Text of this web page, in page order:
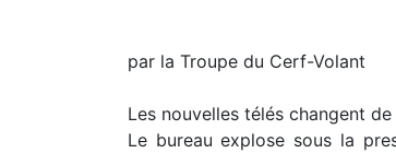
par la Troupe du Cerf-Volant
Les nouvelles télés changent
Le bureau explose sous la